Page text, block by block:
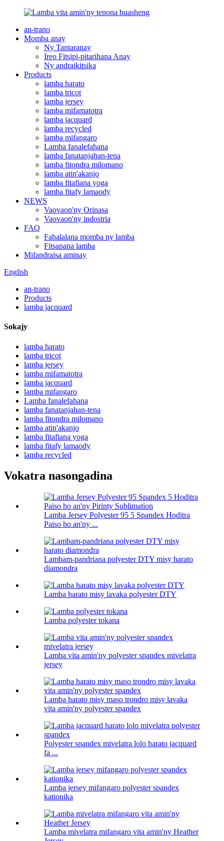
an-trano
Momba anay
Ny Tantaranay
Ireo Fitsipi-pitarihana Anay
Ny andraikitsika
Products
lamba harato
lamba tricot
lamba jersey
lamba mifamatotra
lamba jacquard
lamba recycled
lamba mifangaro
Lamba fanalefahana
lamba fanatanjahan-tena
lamba fitondra milomano
lamba atin'akanjo
lamba fitafiana yoga
lamba fitafy lamaody
NEWS
Vaovaon'ny Orinasa
Vaovaon'ny indostria
FAQ
Fahalalana momba ny lamba
Fitsapana lamba
Mifandraisa aminay
English
an-trano
Products
lamba jacquard
Sokajy
lamba harato
lamba tricot
lamba jersey
lamba mifamatotra
lamba jacquard
lamba mifangaro
Lamba fanalefahana
lamba fanatanjahan-tena
lamba fitondra milomano
lamba atin'akanjo
lamba fitafiana yoga
lamba fitafy lamaody
lamba recycled
Vokatra nasongadina
Lamba Jersey Polyester 95 5 Spandex Hoditra
Paiso ho an'ny ...
Lambam-pandriana polyester DTY misy harato
diamondra
Lamba harato misy lavaka polyester DTY
Lamba polyester tokana
Lamba vita amin'ny polyester spandex mivelatra
jersey
Lamba harato misy maso trondro misy lavaka
vita amin'ny polyester spandex
Polyester spandex mivelatra lolo harato jacquard
fa ...
Lamba jersey mifangaro polyester spandex
kationika
Lamba mivelatra mifangaro vita amin'ny Heather